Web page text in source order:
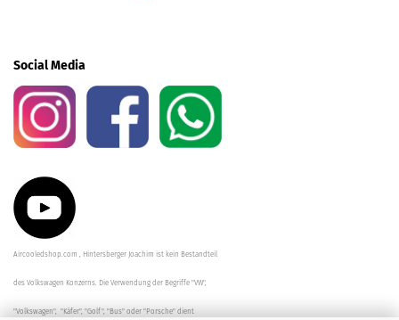
Social Media
Aircooledshop.com , Hintersberger Joachim ist kein Bestandteil
des Volkswagen Konzerns. Die Verwendung der Begriffe "VW",
"Volkswagen", "Käfer", "Golf", "Bus" oder "Porsche" dient